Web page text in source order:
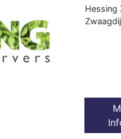
Hessing